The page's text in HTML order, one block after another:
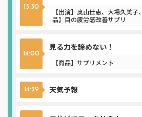
13:30
【出演】奥山佳恵、大場久美
品】目の疲労感改善サプリ
14:00
見る力を諦めない！
【商品】サプリメント
14:29 天気予報